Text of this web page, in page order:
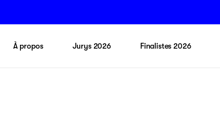
À propos Jurys 2026 Finalistes 2026